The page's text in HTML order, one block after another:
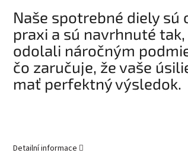
Naše spotrebné diely sú
praxi a sú navrhnuté tak,
odolali náročným
čo zaručuje, že vaše
mať perfektný výsledok.
Detailní informace